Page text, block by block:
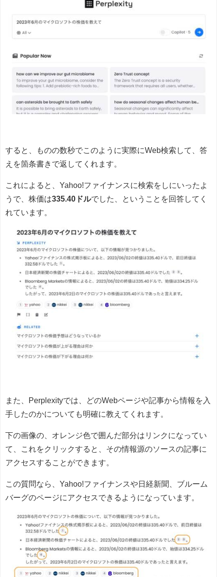
すると、ものの数秒でこのように実際にWeb検索して、答
えを箇条書きで返してくれます。
これによると、Yahoo!ファイナンスに検索をしにいったよ
うで、株価は335.40ドルでした、ということを回答してく
れています。
また、Perplexityでは、どのWebページや記事から情報を入
手したのかについても明確に教えてくれます。
下の画像の、オレンジ色で囲んだ部分はリンクになってい
て、これをクリックすると、その情報源のソースの記事に
アクセスすることができます。
この質問なら、Yahoo!ファイナンスや日経新聞、ブルーム
バーグのページにアクセスできるようになっています。